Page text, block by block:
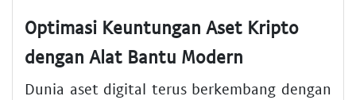
Optimasi Keuntungan Aset Kripto
dengan Alat Bantu Modern
Dunia aset digital terus berkembang dengan